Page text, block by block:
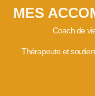
MES
Coach de
Thérapeute et